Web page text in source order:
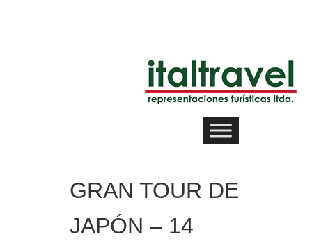
GRAN TOUR DE
JAPÓN – 14